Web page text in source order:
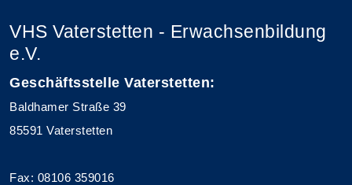
VHS Vaterstetten - Erwachsenbildung
e.V.
Geschäftsstelle Vaterstetten:
Baldhamer Straße 39
85591 Vaterstetten
Fax: 08106 359016